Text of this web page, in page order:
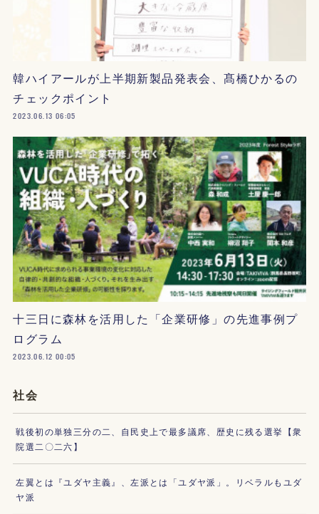
韓ハイアールが上半期新製品発表会、髙橋ひかるの
チェックポイント
2023.06.13 06:05
十三日に森林を活用した「企業研修」の先進事例プ
ログラム
2023.06.12 00:05
社会
戦後初の単独三分の二、自民史上で最多議席、歴史に残る選挙【衆
院選二〇二六】
左翼とは『ユダヤ主義』、左派とは「ユダヤ派」。リベラルもユダ
ヤ派